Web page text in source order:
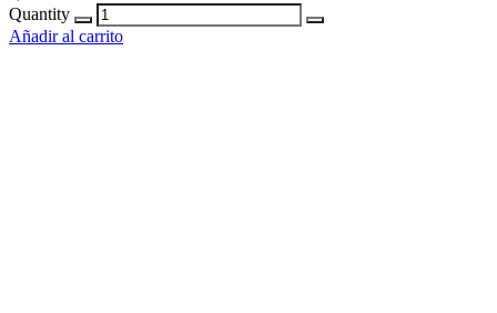
Quantity
Añadir al carrito